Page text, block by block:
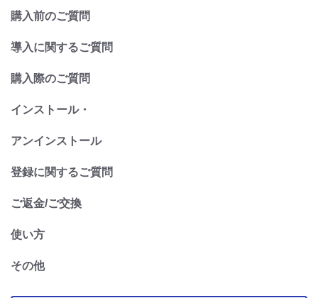
購入前のご質問
導入に関するご質問
購入際のご質問
インストール・
アンインストール
登録に関するご質問
ご返金/ご交換
使い方
その他